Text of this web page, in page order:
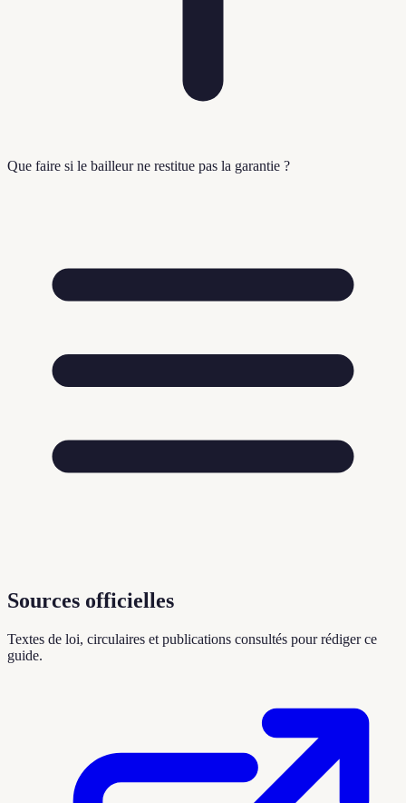
Que faire si le bailleur ne restitue pas la garantie ?
Sources officielles
Textes de loi, circulaires et publications consultés pour rédiger ce
guide.